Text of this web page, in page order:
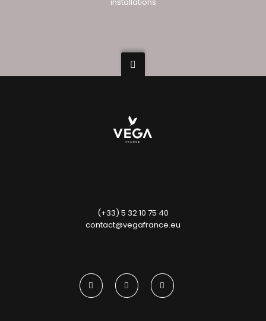
(+33) 5 32 10 75 40
contact@vegafrance.eu